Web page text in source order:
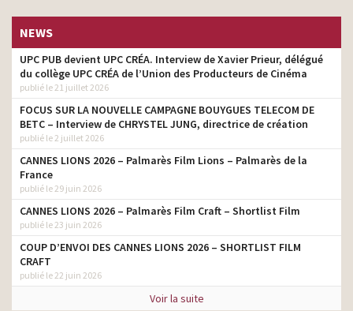
NEWS
UPC PUB devient UPC CRÉA. Interview de Xavier Prieur, délégué
du collège UPC CRÉA de l’Union des Producteurs de Cinéma
publié le 21 juillet 2026
FOCUS SUR LA NOUVELLE CAMPAGNE BOUYGUES TELECOM DE
BETC – Interview de CHRYSTEL JUNG, directrice de création
publié le 2 juillet 2026
CANNES LIONS 2026 – Palmarès Film Lions – Palmarès de la
France
publié le 29 juin 2026
CANNES LIONS 2026 – Palmarès Film Craft – Shortlist Film
publié le 23 juin 2026
COUP D’ENVOI DES CANNES LIONS 2026 – SHORTLIST FILM
CRAFT
publié le 22 juin 2026
Voir la suite